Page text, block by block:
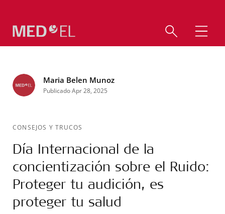
Maria Belen Munoz
Publicado Apr 28, 2025
CONSEJOS Y TRUCOS
Día Internacional de la
concientización sobre el Ruido:
Proteger tu audición, es
proteger tu salud